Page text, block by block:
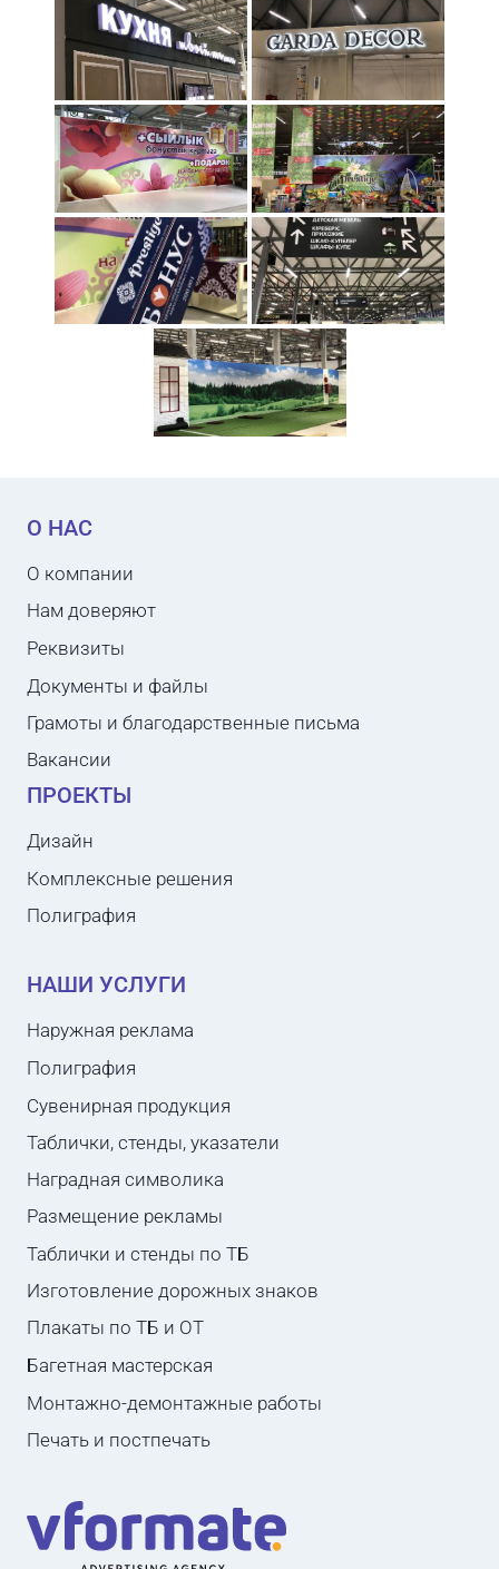
О НАС
О компании
Нам доверяют
Реквизиты
Документы и файлы
Грамоты и благодарственные письма
Вакансии
ПРОЕКТЫ
Дизайн
Комплексные решения
Полиграфия
НАШИ УСЛУГИ
Наружная реклама
Полиграфия
Сувенирная продукция
Таблички, стенды, указатели
Наградная символика
Размещение рекламы
Таблички и стенды по ТБ
Изготовление дорожных знаков
Плакаты по ТБ и ОТ
Багетная мастерская
Монтажно-демонтажные работы
Печать и постпечать